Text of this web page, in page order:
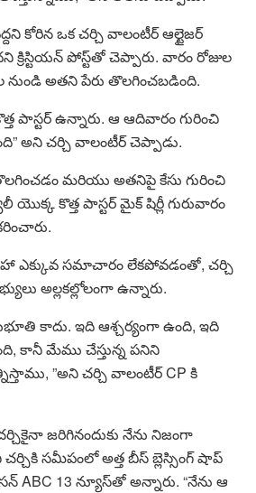
కోరిన ఒక చర్చి వాలంటీర్ ఆల్టైజర్
క్రిస్టియన్ పోస్ట్‌తో చెప్పారు. వారం రోజుల
నుండి అతని పేరు తొలగించబడింది.
పాస్టర్ ఉన్నారు. ఆ ఆదివారం గురించి
అని చర్చి వాలంటీర్ చెప్పాడు.
మరియు అతనిపై కేసు గురించి
యొక్క కొత్త పాస్టర్ మైక్ షిర్లీ గురువారం
ఎక్కువ సమాచారం లేకపోవడంతో, చర్చి
అల్లకల్లోలంగా ఉన్నారు.
కాదు. ఇది ఆశ్చర్యంగా ఉంది, ఇది
కానీ మేము చేస్తున్న పనిని
”అని చర్చి వాలంటీర్ CP కి
జరిగినందుకు నేను నిజంగా
సమీపంలో అత్త బీస్ బ్లెస్సింగ్ షాప్
ABC 13 న్యూస్‌తో అన్నారు. “నేను ఆ